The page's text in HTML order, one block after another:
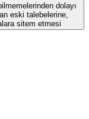
dolayı
eski talebelerine,
sitem etmesi